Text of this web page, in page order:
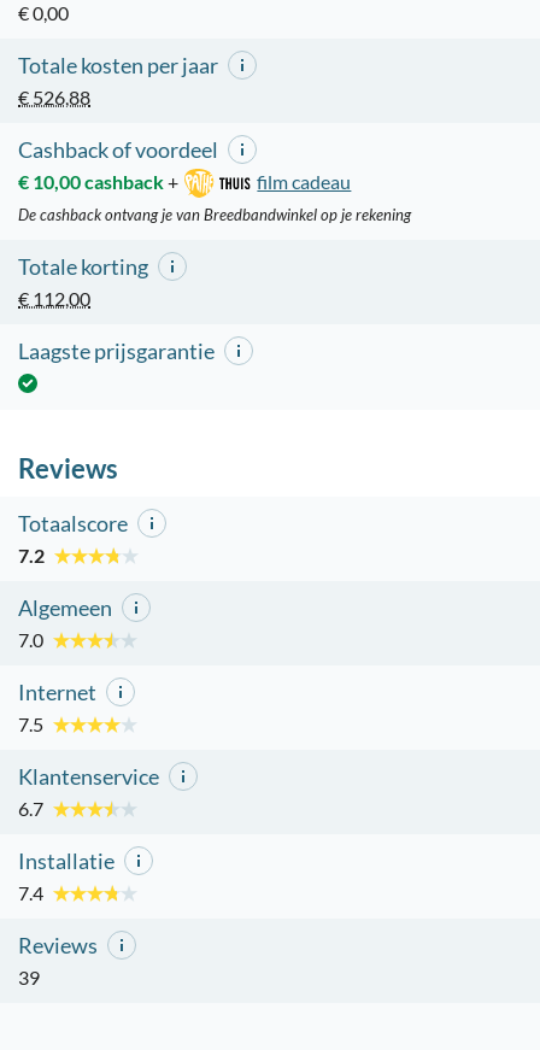
€ 0,00
Totale kosten per jaar
€ 526,88
Cashback of voordeel
€ 10,00 cashback+ film cadeau
De cashback ontvang je van Breedbandwinkel op je rekening
Totale korting
€ 112,00
Laagste prijsgarantie
Reviews
Totaalscore
7.2
Algemeen
7.0
Internet
7.5
Klantenservice
6.7
Installatie
7.4
Reviews
39